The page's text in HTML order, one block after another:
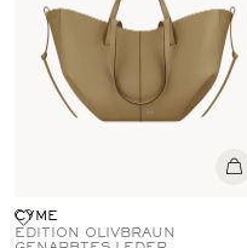
CYME
EDITION OLIVBRAUN